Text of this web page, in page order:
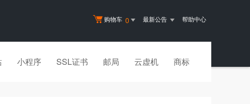
购物车 0 最新公告 帮助中心
小程序 SSL证书 邮局 云虚机 商标